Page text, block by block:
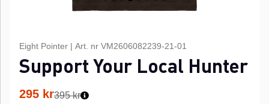
Eight Pointer | Art. nr VM2606082239-21-01
Support Your Local Hunter
295 kr395 kr